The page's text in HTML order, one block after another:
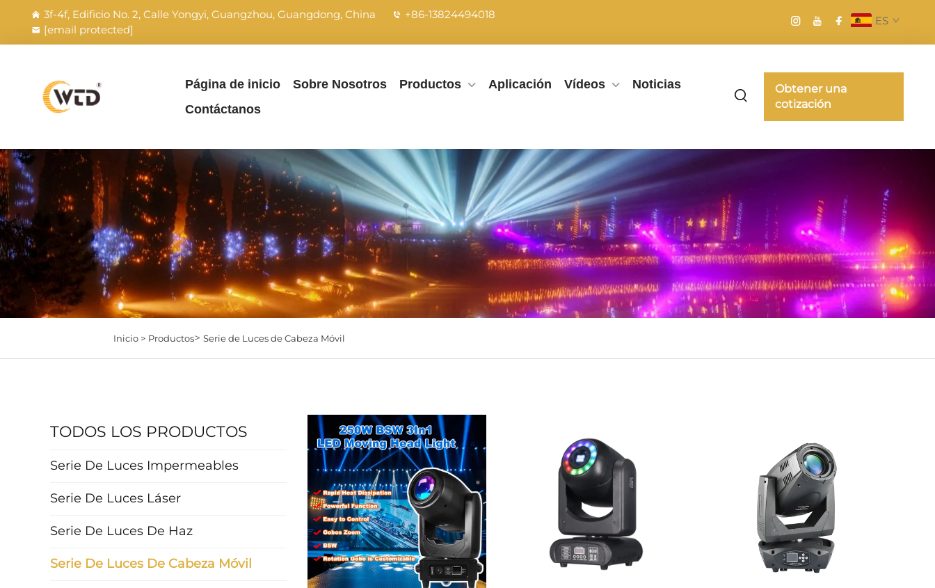
3f-4f, Edificio No. 2, Calle Yongyi, Guangzhou, Guangdong, China
+86-13824494018
[email protected]
ES
Página de inicio Sobre Nosotros Productos Aplicación Vídeos
Noticias
Contáctanos
Obtener una
cotización
Inicio > Productos> Serie de Luces de Cabeza Móvil
TODOS LOS PRODUCTOS
Serie De Luces Impermeables
Serie De Luces Láser
Serie De Luces De Haz
Serie De Luces De Cabeza Móvil